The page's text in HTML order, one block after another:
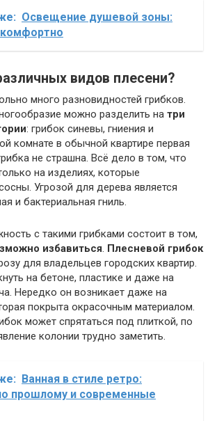
Освещение душевой зоны:
видов плесени?
много разновидностей грибков.
можно разделить на три
: грибок синевы, гниения и
комнате в обычной квартире первая
не страшна. Всё дело в том, что
на изделиях, которые
Угрозой для дерева является
и бактериальная гниль.
с такими грибками состоит в том,
избавиться. Плесневой грибок
для владельцев городских квартир.
на бетоне, пластике и даже на
Нередко он возникает даже на
покрыта окрасочным материалом.
может спрятаться под плиткой, по
колонии трудно заметить.
Ванная в стиле ретро:
прошлому и современные